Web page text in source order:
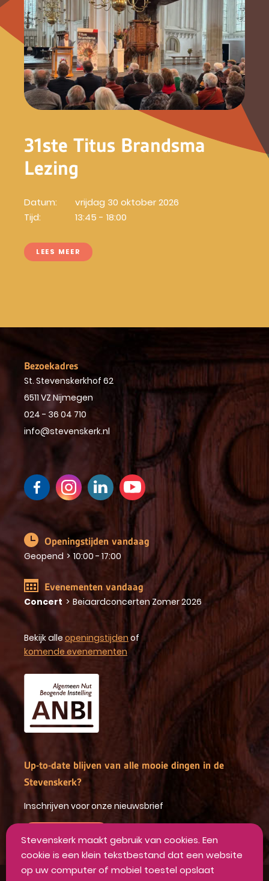
31ste Titus Brandsma
Lezing
Datum:
Tijd:
vrijdag 30 oktober 2026
13:45 - 18:00
LEES MEER
Bezoekadres
St. Stevenskerkhof 62
6511 VZ Nijmegen
024 - 36 04 710
info@stevenskerk.nl
Openingstijden vandaag
Geopend > 10:00 - 17:00
Evenementen vandaag
Concert > Beiaardconcerten Zomer 2026
Bekijk alle openingstijden of
komende evenementen
Up-to-date blijven van alle mooie dingen in de
Stevenskerk?
Inschrijven voor onze nieuwsbrief
Stevenskerk maakt gebruik van cookies. Een
cookie is een klein tekstbestand dat een website
op uw computer of mobiel toestel opslaat